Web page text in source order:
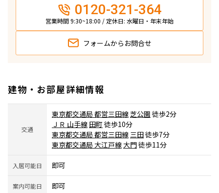
0120-321-364
営業時間 9:30~18:00 / 定休日: 水曜日・年末年始
フォームから お問合せ
建物・お部屋詳細情報
交通
東京都交通局 都営三田線芝公園 徒歩2分
ＪＲ 山手線 田町 徒歩10分
東京都交通局 都営三田線三田徒歩7分
東京都交通局 大江戸線大門徒歩11分
入居可能日 即可
案内可能日 即可